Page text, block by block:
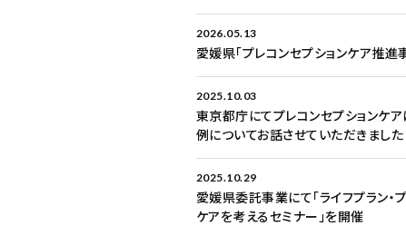
2026.05.13
愛媛県「プレコンセプションケア推進
2025.10.03
東京都庁にてプレコンセプションケ
例についてお話させていただきました
2025.10.29
愛媛県委託事業にて「ライフプラン・
ケアを考えるセミナー」を開催